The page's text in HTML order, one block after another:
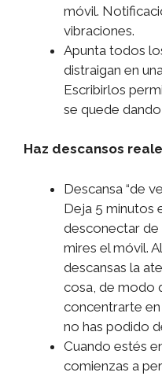
móvil.
vibraciones.
Apunta todos
distraigan en
Escribirlos
se quede
Haz descansos
Descansa “de
Deja 5 minutos
desconectar de
mires el móvil.
descansas la
cosa, de modo
concentrarte
no has podido
Cuando estés
comienzas a